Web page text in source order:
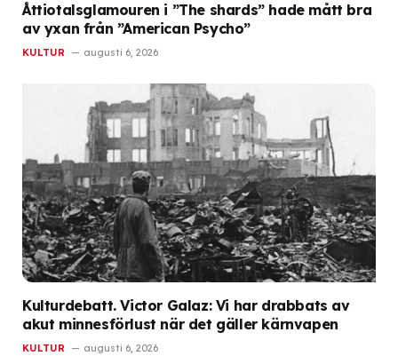
Åttiotalsglamouren i ”The shards” hade mått bra
av yxan från ”American Psycho”
KULTUR augusti 6, 2026
Kulturdebatt. Victor Galaz: Vi har drabbats av
akut minnesförlust när det gäller kärnvapen
KULTUR augusti 6, 2026